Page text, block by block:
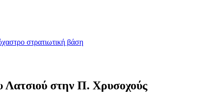
στρατιωτική βάση
Λατσιού στην Π. Χρυσοχούς